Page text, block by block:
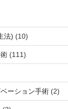
法) (10)
(111)
ーション手術(2)